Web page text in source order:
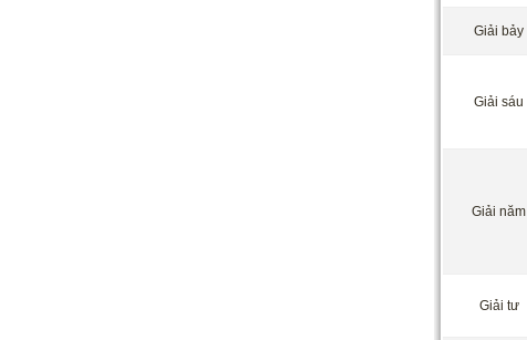
Giải bảy
Giải sáu
Giải năm
Giải tư